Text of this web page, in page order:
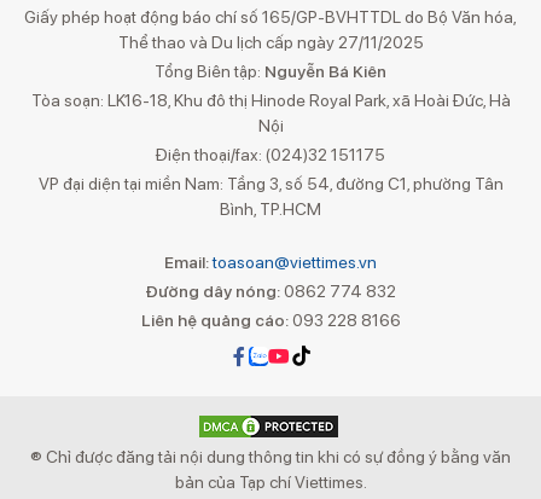
Giấy phép hoạt động báo chí số 165/GP-BVHTTDL do Bộ Văn hóa,
Thể thao và Du lịch cấp ngày 27/11/2025
Tổng Biên tập: Nguyễn Bá Kiên
Tòa soạn: LK16-18, Khu đô thị Hinode Royal Park, xã Hoài Đức, Hà
Nội
Điện thoại/fax: (024)32 151175
VP đại diện tại miền Nam: Tầng 3, số 54, đường C1, phường Tân
Bình, TP.HCM
Email:toasoan@viettimes.vn
Đường dây nóng: 0862 774 832
Liên hệ quảng cáo:093 228 8166
® Chỉ được đăng tải nội dung thông tin khi có sự đồng ý bằng văn
bản của Tạp chí Viettimes.